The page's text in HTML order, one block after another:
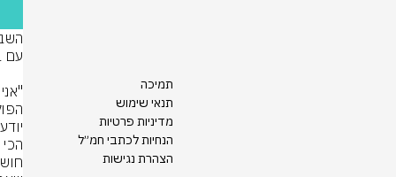
תמיכה
תנאי שימוש
מדיניות פרטיות
הנחיות לכתבי חמ״ל
הצהרת נגישות